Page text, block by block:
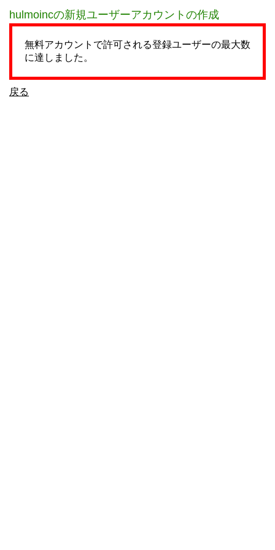
hulmoincの新規ユーザーアカウントの作成
無料アカウントで許可される登録ユーザーの最大数
に達しました。
戻る